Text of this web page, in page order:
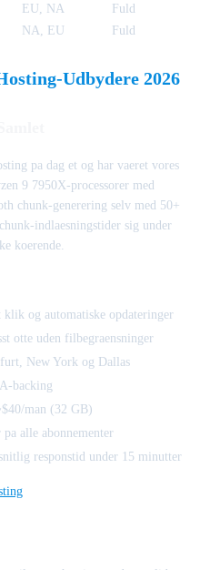
EU, NA
Fuld
NA, EU Fuld
Udbydere 2026
pa dag et og har vaeret vores
9 7950X-processorer med
chunk-generering selv med 50+
indlaesningstider sig under
koerende.
klik og automatiske opdateringer
otte uden filbegraensninger
New York og Dallas
backing
man (32 GB)
alle abonnementer
responstid under 15 minutter